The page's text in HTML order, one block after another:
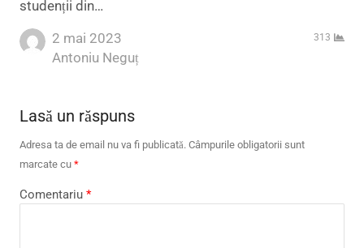
studenții din…
2 mai 2023
Author
Antoniu Neguț
313
Lasă un răspuns
Adresa ta de email nu va fi publicată. Câmpurile obligatorii sunt
marcate cu *
Comentariu *